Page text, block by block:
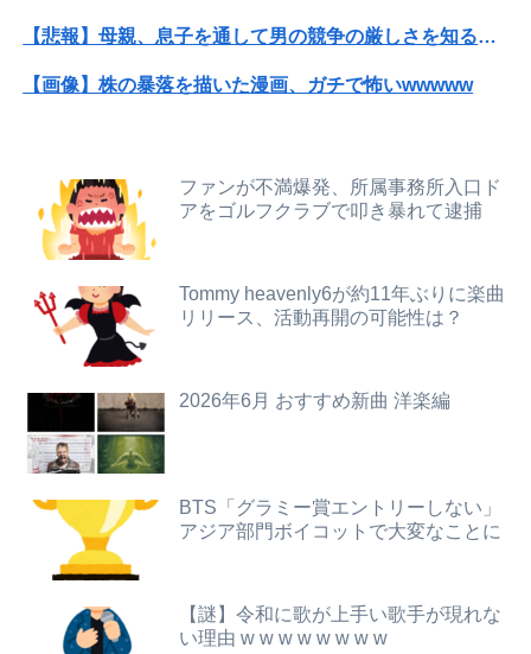
【画像】日焼け口リの締まったお尻っていいよね！ｗｗｗｗｗ
【画像】ギャル「妹の豊胸お○ぱいおもろすぎ！」www
【画像】お前らこの超美人容疑者が整形か否か判定たのむ！！
【悲報】ADHDとのお出かけ、大変すぎて終わるｗｗｗｗ
【放送事故】ゴールデンボンバーさん、ライブ中にヤバい観客が乱入する放送事故www
【悲報】母親、息子を通して男の競争の厳しさを知るｗｗｗｗ
【画像】株の暴落を描いた漫画、ガチで怖いwwwww
【画像】女さん「貧乳だから男水着で市民プールいったら周りがコソコソしだしてやばいwwwwwwww」5万いいね
【画像】ミスヤングチャンピオン2026のボーイッシュお胸ｗｗｗｗｗｗｗｗｗｗｗｗｗｗｗｗｗｗｗｗ
【朗報】瀬戸環奈さん、普通にYoutuberとして成功してしまう
【緊急】AV業界、ぶっ壊れ最強が現れインフレ 環境崩壊ｗｗｗｗ
ファンが不満爆発、所属事務所入口ド
アをゴルフクラブで叩き暴れて逮捕
Tommy heavenly6が約11年ぶりに楽曲
リリース、活動再開の可能性は？
2026年6月 おすすめ新曲 洋楽編
BTS「グラミー賞エントリーしない」
アジア部門ボイコットで大変なことに
【謎】令和に歌が上手い歌手が現れな
い理由 w w w w w w w w